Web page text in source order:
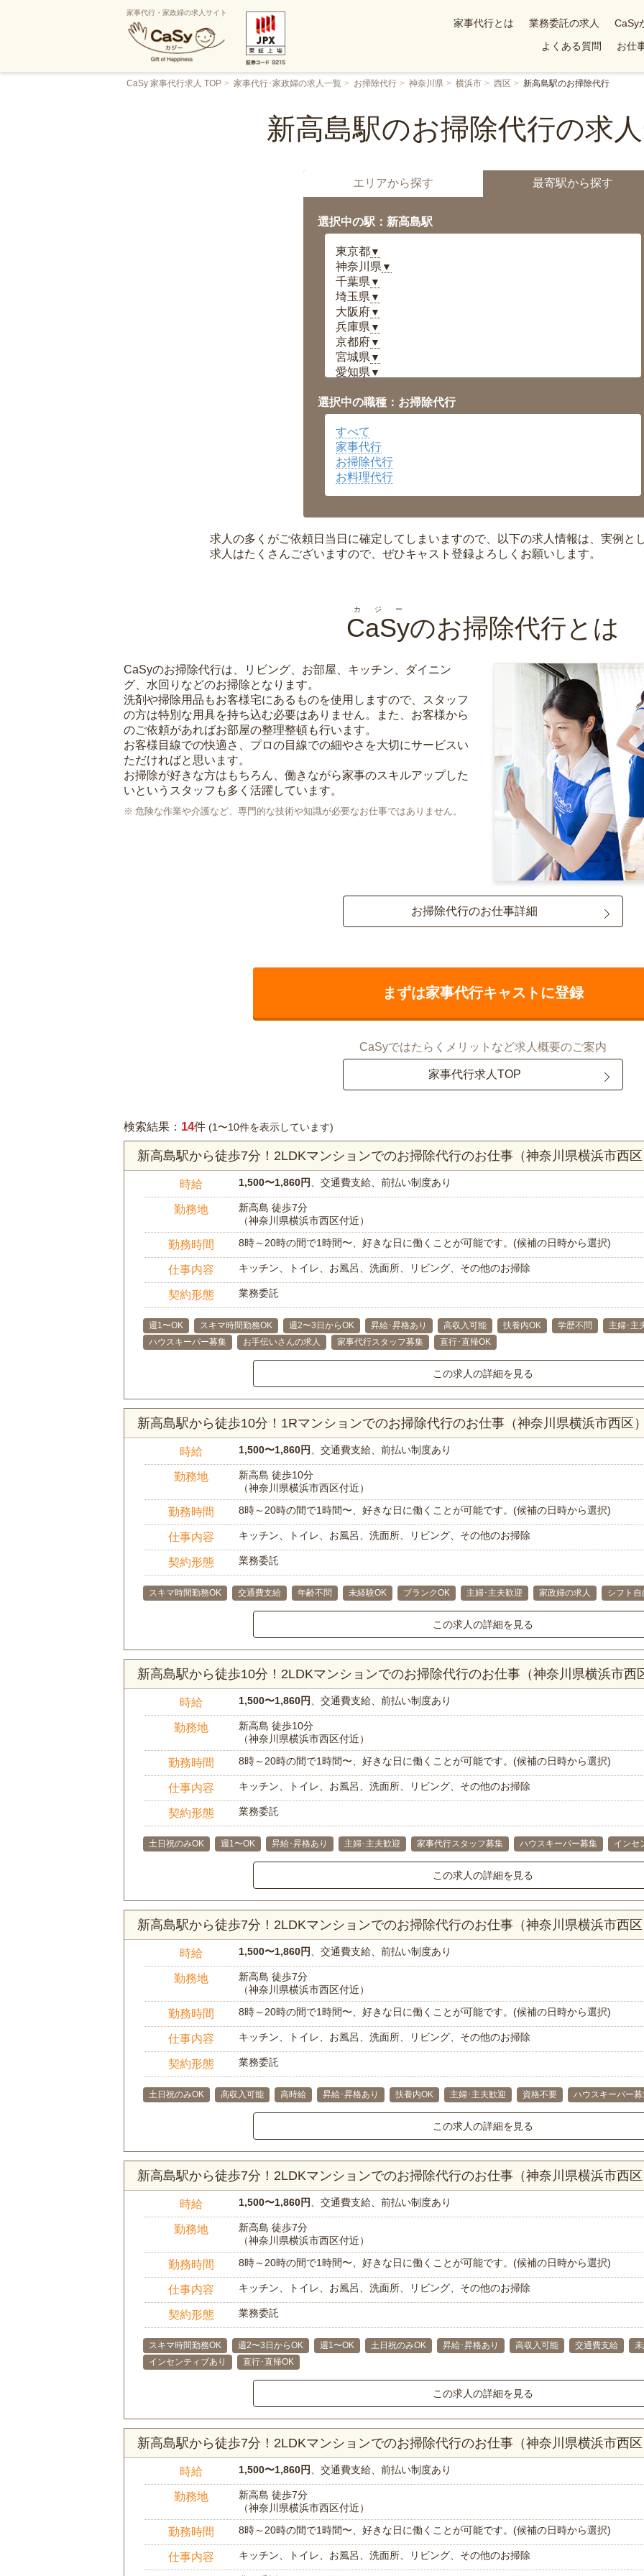
家事代行・家政婦の求人サイト
家事代行とは 業務委託の求人
CaSy
よくある質問
お仕
CaSy 家事代行求人 TOP 家事代行･家政婦の求人一覧 お掃除代行 神奈川県 横浜市 西区 新高島駅のお掃除代行
新高島駅のお掃除代行の求
エリアから探す 最寄駅から探す
選択中の駅：新高島駅
東京都▼
神奈川県 ▼
千葉県 ▼
埼玉県 ▼
大阪府▼
兵庫県 ▼
京都府▼
宮城県 ▼
愛知県 ▼
岡山県▼
広島県▼
沖縄県
選択中の職種：お掃除代行
すべて
家事代行
お掃除代行
お料理代行
求人の多くがご依頼日当日に確定してしまいますので、以下の求人情報は、実例と
求人はたくさんございますので、ぜひキャスト登録よろしくお願いします。
CaSy
カジー
のお掃除代行とは
CaSyのお掃除代行は、リビング、お部屋、キッチン、ダイニン
グ、水回りなどのお掃除となります。
洗剤や掃除用品もお客様宅にあるものを使用しますので、スタッフ
の方は特別な用具を持ち込む必要はありません。また、お客様から
のご依頼があればお部屋の整理整頓も行います。
お客様目線での快適さ、プロの目線での細やさを大切にサービスい
ただければと思います。
お掃除が好きな方はもちろん、働きながら家事のスキルアップした
いというスタッフも多く活躍しています。
危険な作業や介護など、専門的な技術や知識が必要なお仕事ではありません。
お掃除代行のお仕事詳細
まずは家事代行キャストに登録
CaSyではたらくメリットなど求人概要のご案内
家事代行求人TOP
検索結果： 14件 (1〜10件を表示しています)
新高島駅から徒歩7分！2LDKマンションでのお掃除代行のお仕事（神奈川県横浜市西
時給 1,500〜1,860円 、交通費支給、前払い制度あり
勤務地
新高島 徒歩7分
（神奈川県横浜市西区付近）
勤務時間 8時～20時の間で1時間〜、好きな日に働くことが可能です。(候補の日時から選択)
仕事内容 キッチン、トイレ、お風呂、洗面所、リビング、その他のお掃除
契約形態 業務委託
週1〜OK スキマ時間勤務OK 週2〜3日からOK 昇給･昇格あり 高収入可能 扶養内OK 学歴不問
主婦･主
ハウスキーパー募集
お手伝いさんの求人 家事代行スタッフ募集 直行･直帰OK
この求人の詳細を見る
新高島駅から徒歩10分！1Rマンションでのお掃除代行のお仕事（神奈川県横浜市西区
時給 1,500〜1,860円 、交通費支給、前払い制度あり
勤務地
新高島 徒歩10分
（神奈川県横浜市西区付近）
勤務時間 8時～20時の間で1時間〜、好きな日に働くことが可能です。(候補の日時から選択)
仕事内容 キッチン、トイレ、お風呂、洗面所、リビング、その他のお掃除
契約形態 業務委託
スキマ時間勤務OK 交通費支給 年齢不問 未経験OK ブランクOK 主婦･主夫歓迎 家政婦の求人 シフト自
この求人の詳細を見る
新高島駅から徒歩10分！2LDKマンションでのお掃除代行のお仕事（神奈川県横浜市西
時給 1,500〜1,860円 、交通費支給、前払い制度あり
勤務地
新高島 徒歩10分
（神奈川県横浜市西区付近）
勤務時間 8時～20時の間で1時間〜、好きな日に働くことが可能です。(候補の日時から選択)
仕事内容 キッチン、トイレ、お風呂、洗面所、リビング、その他のお掃除
契約形態 業務委託
土日祝のみOK 週1〜OK 昇給･昇格あり 主婦･主夫歓迎 家事代行スタッフ募集 ハウスキーパー募集 インセ
この求人の詳細を見る
新高島駅から徒歩7分！2LDKマンションでのお掃除代行のお仕事（神奈川県横浜市西
時給 1,500〜1,860円 、交通費支給、前払い制度あり
勤務地
新高島 徒歩7分
（神奈川県横浜市西区付近）
勤務時間 8時～20時の間で1時間〜、好きな日に働くことが可能です。(候補の日時から選択)
仕事内容 キッチン、トイレ、お風呂、洗面所、リビング、その他のお掃除
契約形態 業務委託
土日祝のみOK 高収入可能 高時給 昇給･昇格あり 扶養内OK 主婦･主夫歓迎 資格不要 ハウスキーパー
この求人の詳細を見る
新高島駅から徒歩7分！2LDKマンションでのお掃除代行のお仕事（神奈川県横浜市西
時給 1,500〜1,860円 、交通費支給、前払い制度あり
勤務地
新高島 徒歩7分
（神奈川県横浜市西区付近）
勤務時間 8時～20時の間で1時間〜、好きな日に働くことが可能です。(候補の日時から選択)
仕事内容 キッチン、トイレ、お風呂、洗面所、リビング、その他のお掃除
契約形態 業務委託
スキマ時間勤務OK 週2〜3日からOK 週1〜OK 土日祝のみOK 昇給･昇格あり 高収入可能 交通費支給
インセンティブあり
直行･直帰OK
この求人の詳細を見る
新高島駅から徒歩7分！2LDKマンションでのお掃除代行のお仕事（神奈川県横浜市西
時給 1,500〜1,860円 、交通費支給、前払い制度あり
勤務地
新高島 徒歩7分
（神奈川県横浜市西区付近）
勤務時間 8時～20時の間で1時間〜、好きな日に働くことが可能です。(候補の日時から選択)
仕事内容 キッチン、トイレ、お風呂、洗面所、リビング、その他のお掃除